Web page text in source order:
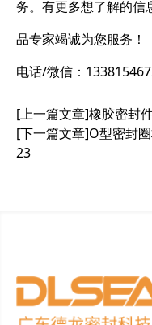
务。有更多想了解的信
品专家竭诚为您服务！
电话/微信：
[上一篇文章]橡胶密封
[下一篇文章]O型密封
23